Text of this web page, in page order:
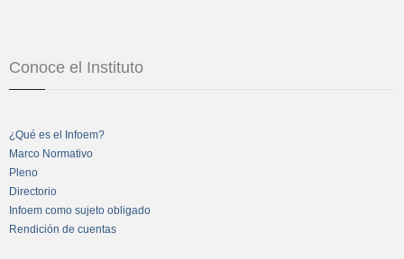
Conoce el Instituto
¿Qué es el Infoem?
Marco Normativo
Pleno
Directorio
Infoem como sujeto obligado
Rendición de cuentas